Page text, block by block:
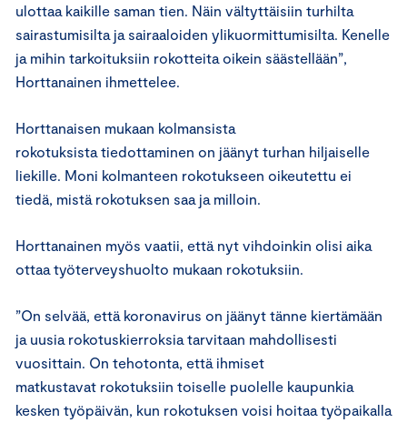
ulottaa kaikille saman tien. Näin vältyttäisiin turhilta
sairastumisilta ja sairaaloiden ylikuormittumisilta. Kenelle
ja mihin tarkoituksiin rokotteita oikein säästellään”,
Horttanainen ihmettelee.
Horttanaisen mukaan kolmansista
rokotuksista tiedottaminen on jäänyt turhan hiljaiselle
liekille. Moni kolmanteen rokotukseen oikeutettu ei
tiedä, mistä rokotuksen saa ja milloin.
Horttanainen myös vaatii, että nyt vihdoinkin olisi aika
ottaa työterveyshuolto mukaan rokotuksiin.
”On selvää, että koronavirus on jäänyt tänne kiertämään
ja uusia rokotuskierroksia tarvitaan mahdollisesti
vuosittain. On tehotonta, että ihmiset
matkustavat rokotuksiin toiselle puolelle kaupunkia
kesken työpäivän, kun rokotuksen voisi hoitaa työpaikalla